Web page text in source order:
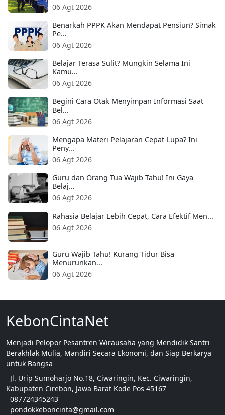
06 Agt 2026
Benarkah PPPK Akan Mendapat Pensiun? Simak
Pe...
06 Agt 2026
Belajar Terasa Sulit? Mungkin Selama Ini
Kamu...
06 Agt 2026
Begini Cara Otak Menyimpan Informasi Saat
Bel...
06 Agt 2026
Mengapa Materi Pelajaran Cepat Lupa? Ini
Peny...
06 Agt 2026
Guru dan Orang Tua Wajib Tahu! Ini Gaya
Belaj...
06 Agt 2026
Rahasia Belajar Lebih Cepat, Cara Efektif Men...
06 Agt 2026
Guru Wajib Tahu! Kurang Tidur Bisa
Menurunkan...
06 Agt 2026
KebonCintaNet
Menjadi Pelopor Pesantren Wirausaha yang Mendidik Santri
Berakhlak Mulia, Mandiri Secara Ekonomi, dan Siap Berkarya
untuk Bangsa
Jl. Urip Sumoharjo No.18, Ciwaringin, Kec. Ciwaringin,
Kabupaten Cirebon, Jawa Barat Kode Pos 45167
087724345243
pondokkeboncinta@gmail.com